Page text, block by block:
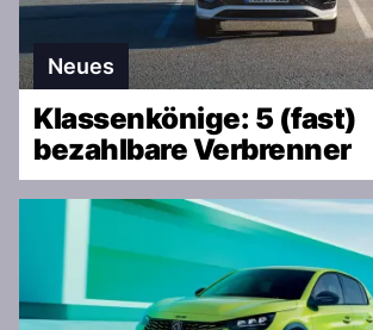
Neues
Klassenkönige: 5 (fast)
bezahlbare Verbrenner